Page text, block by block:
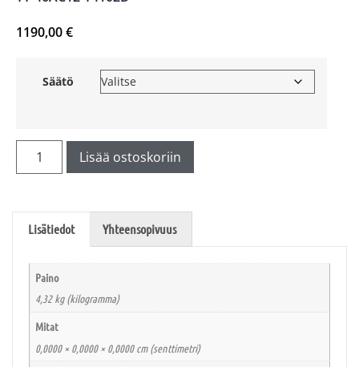
1190,00€
Säätö
Lisää ostoskoriin
Lisätiedot Yhteensopivuus
Paino
4,32 kg (kilogramma)
Mitat
0,0000 × 0,0000 × 0,0000 cm (senttimetri)